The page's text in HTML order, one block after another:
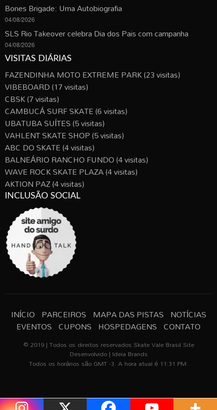
Bones Brigade: Uma Autobiografia
04/08/2026
SLS Rio Takeover celebra Dia dos Pais com campanha
04/08/2026
VISITAS DIÁRIAS
FAZENDINHA MOTO EXTREME PARK(23 visitas)
VIBEBOARD(17 visitas)
CBSK(7 visitas)
CAMBUCÁ SURF SKATE(6 visitas)
UBATUBA SUÍTES(5 visitas)
VAHLENT SKATE SHOP(5 visitas)
ABC DO SKATE(4 visitas)
BALNEÁRIO RANCHO FUNDO(4 visitas)
WAVE ROCK SKATE PLAZA(4 visitas)
AKTION PAZ(4 visitas)
INCLUSÃO SOCIAL
INÍCIO PARCEIROS MAPA DAS PISTAS NOTÍCIAS
EVENTOS CUPONS HOSPEDAGENS CONTATO
© 2019 | Todos os direitos reservados Skate Vale Brasil Site
Desenvolvido | Ideia Brands
Todos os horários são GMT -3. A hora atual é 11:31 PM.